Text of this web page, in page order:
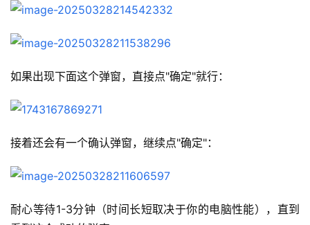
如果出现下面这个弹窗，直接点"确定"就行：
接着还会有一个确认弹窗，继续点"确定"：
耐心等待1-3分钟（时间长短取决于你的电脑性能），直到